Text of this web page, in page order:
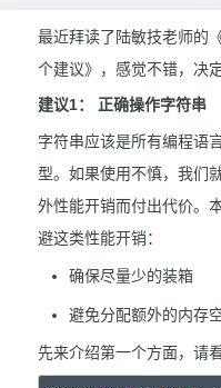
最近拜读了陆敏技老师的
个建议》，感觉不错，决
建议1： 正确操作字符串
字符串应该是所有编程语
型。如果使用不慎，我们
外性能开销而付出代价。
避这类性能开销：
确保尽量少的装箱
避免分配额外的内存
先来介绍第一个方面，请